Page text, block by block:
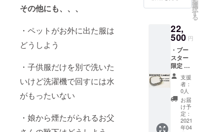
その他にも、、、
・ペットがお外に出た服は
どうしよう
・子供服だけを別で洗いた
いけど洗濯機で回すには水
がもったいない
・娘から煙たがられるお父
選
択
す
る
22,
500 円
・ブー
スター
限定 ・
Mobile
Washer
１個を
お届け
・全国
送料無
料（離
島除
支援
者：
0人
お届
け予
定：
2021
年04